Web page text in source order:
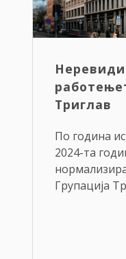
Триглав
По година
2024-та
Групација